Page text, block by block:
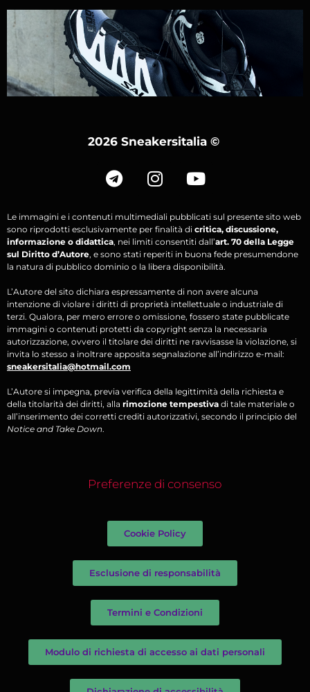
2026 Sneakersitalia ©
Le immagini e i contenuti multimediali pubblicati sul presente sito web
sono riprodotti esclusivamente per finalità di critica, discussione,
informazione o didattica, nei limiti consentiti dall’art. 70 della Legge
sul Diritto d’Autore, e sono stati reperiti in buona fede presumendone
la natura di pubblico dominio o la libera disponibilità.
L’Autore del sito dichiara espressamente di non avere alcuna
intenzione di violare i diritti di proprietà intellettuale o industriale di
terzi. Qualora, per mero errore o omissione, fossero state pubblicate
immagini o contenuti protetti da copyright senza la necessaria
autorizzazione, ovvero il titolare dei diritti ne ravvisasse la violazione, si
invita lo stesso a inoltrare apposita segnalazione all’indirizzo e-mail:
sneakersitalia@hotmail.com
L’Autore si impegna, previa verifica della legittimità della richiesta e
della titolarità dei diritti, alla rimozione tempestiva di tale materiale o
all’inserimento dei corretti crediti autorizzativi, secondo il principio del
Notice and Take Down.
Preferenze di consenso
Cookie Policy
Esclusione di responsabilità
Termini e Condizioni
Modulo di richiesta di accesso ai dati personali